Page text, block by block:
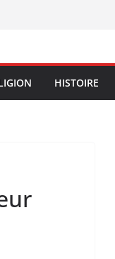
HISTOIRE